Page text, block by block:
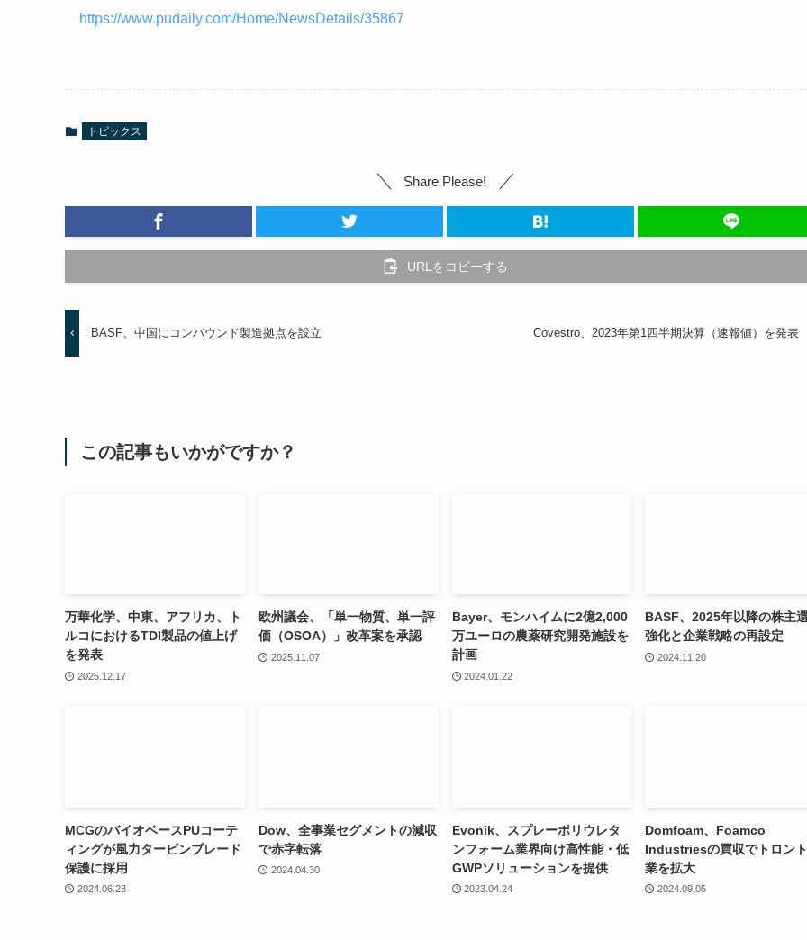
https://www.pudaily.com/Home/NewsDetails/35867
トピックス
Share Please!
URLをコピーする
BASF、中国にコンパウンド製造拠点を設立 Covestro、2023年第1四半期決算（速報値）を発表
この記事もいかがですか？
万華化学、中東、アフリカ、ト
ルコにおけるTDI製品の値上げ
を発表
2025.12.17
欧州議会、「単一物質、単一評
価（OSOA）」改革案を承認
2025.11.07
Bayer、モンハイムに2億2,000
万ユーロの農薬研究開発施設を
計画
2024.01.22
BASF、2025年以降の株主
強化と企業戦略の再設定
2024.11.20
MCGのバイオベースPUコーテ
ィングが風力タービンブレード
保護に採用
2024.06.28
Dow、全事業セグメントの減収
で赤字転落
2024.04.30
Evonik、スプレーポリウレタ
ンフォーム業界向け高性能・低
GWPソリューションを提供
2023.04.24
Domfoam、Foamco
Industriesの買収でトロン
業を拡大
2024.09.05